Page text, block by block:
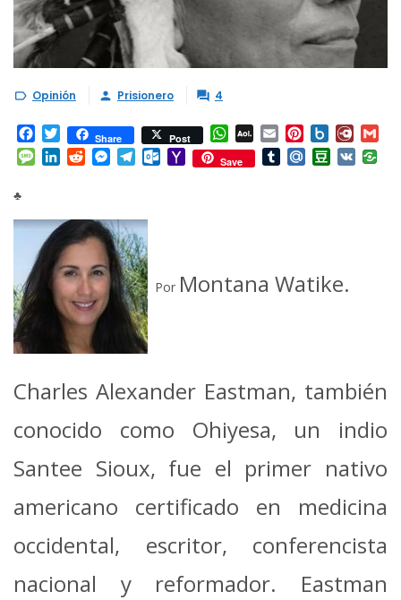
 Opinión  Prisionero  4
Facebook
TwitterShare Post WhatsApp
AOL
Mail
Email Pinterest
Box.net
Message
LinkedInRedditMessenger
TelegramOutlook.com
YahooSave TumblrMail.RuDouban
VK
♣
Por Montana Watike.
Charles Alexander Eastman, también
conocido como Ohiyesa, un indio
Santee Sioux, fue el primer nativo
americano certificado en medicina
occidental, escritor, conferencista
nacional y reformador. Eastman